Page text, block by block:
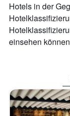
Hotels in der
einsehen